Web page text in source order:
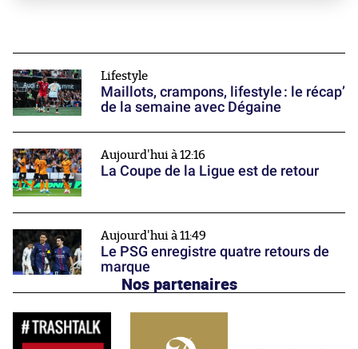
Lifestyle
Maillots, crampons, lifestyle : le récap’
de la semaine avec Dégaine
Aujourd'hui à 12:16
La Coupe de la Ligue est de retour
Aujourd'hui à 11:49
Le PSG enregistre quatre retours de
marque
Nos partenaires